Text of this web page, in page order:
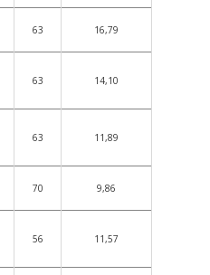
63 16,79
63 14,10
63 11,89
70 9,86
56 11,57